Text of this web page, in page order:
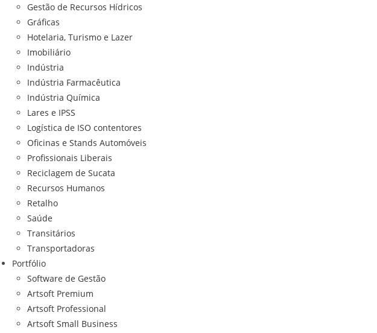
Gestão de Recursos Hídricos
Gráficas
Hotelaria, Turismo e Lazer
Imobiliário
Indústria
Indústria Farmacêutica
Indústria Química
Lares e IPSS
Logística de ISO contentores
Oficinas e Stands Automóveis
Profissionais Liberais
Reciclagem de Sucata
Recursos Humanos
Retalho
Saúde
Transitários
Transportadoras
Portfólio
Software de Gestão
Artsoft Premium
Artsoft Professional
Artsoft Small Business